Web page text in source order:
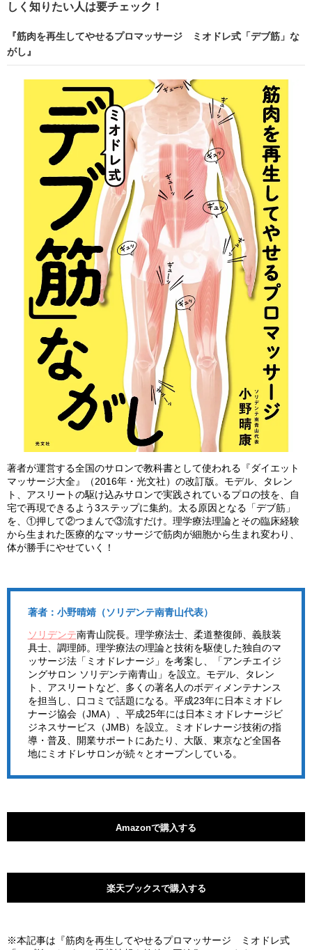
しく知りたい人は要チェック！
『筋肉を再生してやせるプロマッサージ ミオドレ式「デブ筋」な
がし』
著者が運営する全国のサロンで教科書として使われる『ダイエット
マッサージ大全』（2016年・光文社）の改訂版。モデル、タレン
ト、アスリートの駆け込みサロンで実践されているプロの技を、自
宅で再現できるよう3ステップに集約。太る原因となる「デブ筋」
を、①押して②つまんで③流すだけ。理学療法理論とその臨床経験
から生まれた医療的なマッサージで筋肉が細胞から生まれ変わり、
体が勝手にやせていく！
著者：小野晴靖（ソリデンテ南青山代表）
ソリデンテ南青山院長。理学療法士、柔道整復師、義肢装
具士、調理師。理学療法の理論と技術を駆使した独自のマ
ッサージ法「ミオドレナージ」を考案し、「アンチエイジ
ングサロン ソリデンテ南青山」を設立。モデル、タレン
ト、アスリートなど、多くの著名人のボディメンテナンス
を担当し、口コミで話題になる。平成23年に日本ミオドレ
ナージ協会（JMA）、平成25年には日本ミオドレナージビ
ジネスサービス（JMB）を設立。ミオドレナージ技術の指
導・普及、開業サポートにあたり、大阪、東京など全国各
地にミオドレサロンが続々とオープンしている。
Amazonで購入する
楽天ブックスで購入する
※本記事は『筋肉を再生してやせるプロマッサージ ミオドレ式